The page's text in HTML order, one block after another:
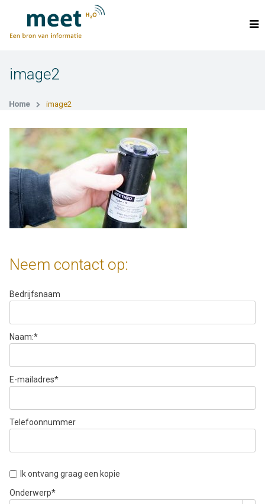
image2
Home image2
Neem contact op:
Bedrijfsnaam
Naam:*
E-mailadres*
Telefoonnummer
Ik ontvang graag een kopie
Onderwerp*